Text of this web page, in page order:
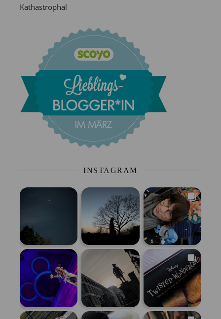
Kathastrophal
INSTAGRAM